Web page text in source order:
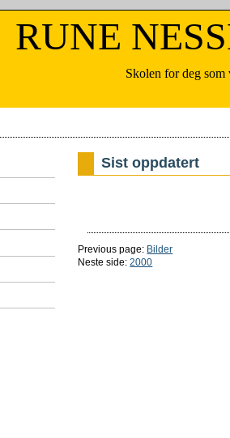
Skolen for deg som vil lære
Sist oppdatert
Previous page: Bilder
Neste side:2000